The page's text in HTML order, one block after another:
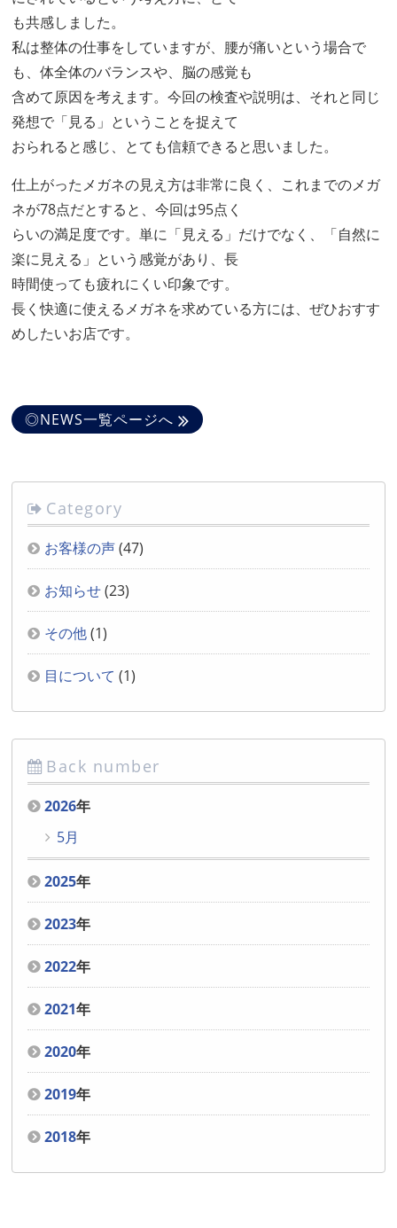
も共感しました。
私は整体の仕事をしていますが、腰が痛いという場合で
も、体全体のバランスや、脳の感覚も
含めて原因を考えます。今回の検査や説明は、それと同じ
発想で「見る」ということを捉えて
おられると感じ、とても信頼できると思いました。
仕上がったメガネの見え方は非常に良く、これまでのメガ
ネが78点だとすると、今回は95点く
らいの満足度です。単に「見える」だけでなく、「自然に
楽に見える」という感覚があり、長
時間使っても疲れにくい印象です。
長く快適に使えるメガネを求めている方には、ぜひおすす
めしたいお店です。
◎NEWS一覧ページへ
Category
お客様の声(47)
お知らせ(23)
その他(1)
目について (1)
Back number
2026年
5月
2025年
2023年
2022年
2021年
2020年
2019年
2018年